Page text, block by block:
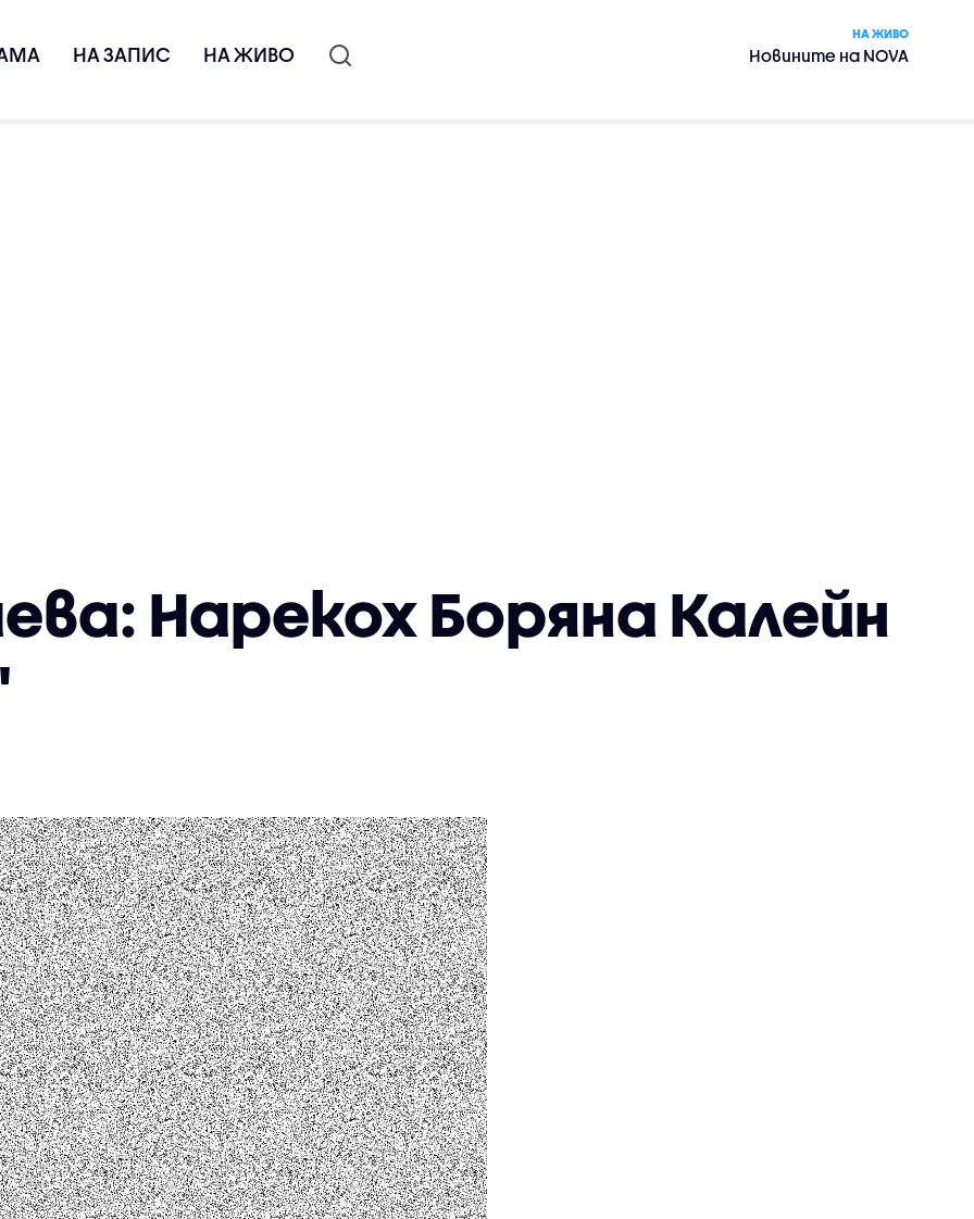
НА ЗАПИС НА ЖИВО
НА ЖИВО
Новините на NOVA
Нарекох Боряна Калейн